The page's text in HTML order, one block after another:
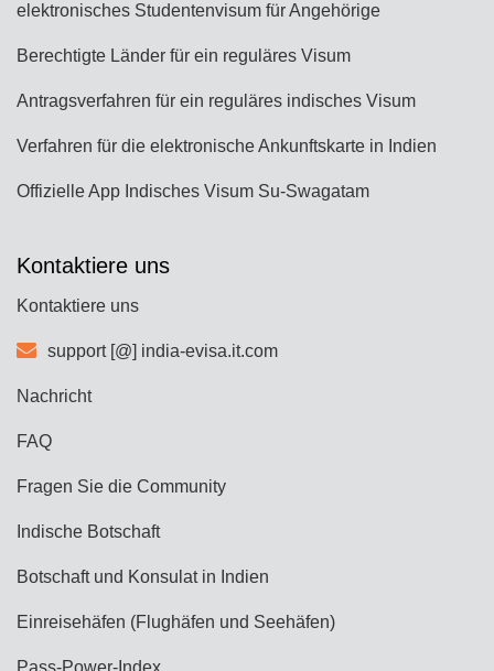
elektronisches Studentenvisum für Angehörige
Berechtigte Länder für ein reguläres Visum
Antragsverfahren für ein reguläres indisches Visum
Verfahren für die elektronische Ankunftskarte in Indien
Offizielle App Indisches Visum Su-Swagatam
Kontaktiere uns
Kontaktiere uns
support [@] india-evisa.it.com
Nachricht
FAQ
Fragen Sie die Community
Indische Botschaft
Botschaft und Konsulat in Indien
Einreisehäfen (Flughäfen und Seehäfen)
Pass-Power-Index